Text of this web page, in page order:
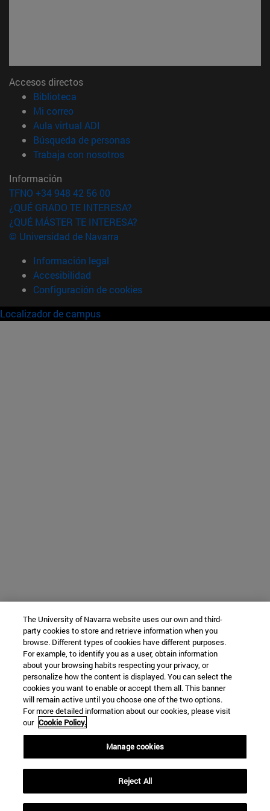
Accesos directos
Biblioteca
Mi correo(abre en nueva ventana)
Aula virtual ADI
Búsqueda de personas(abre en nueva ventana)
Trabaja con nosotros(abre en nueva ventana)
Información
TFNO +34 948 42 56 00
¿QUÉ GRADO TE INTERESA?
¿QUÉ MÁSTER TE INTERESA?
© Universidad de Navarra
Información legal
Accesibilidad
Configuración de cookies
Localizador de campus
The University of Navarra website uses our own and third-
party cookies to store and retrieve information when you
browse. Different types of cookies have different purposes.
For example, to identify you as a user, obtain information
about your browsing habits respecting your privacy, or
personalize how the content is displayed. You can select the
cookies you want to enable or accept them all. This banner
will remain active until you choose one of the two options.
For more detailed information about our cookies, please visit
our Cookie Policy.
Manage cookies
Reject All